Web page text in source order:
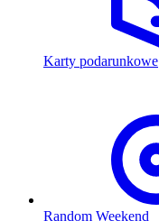
Karty podarunkowe
Random Weekend